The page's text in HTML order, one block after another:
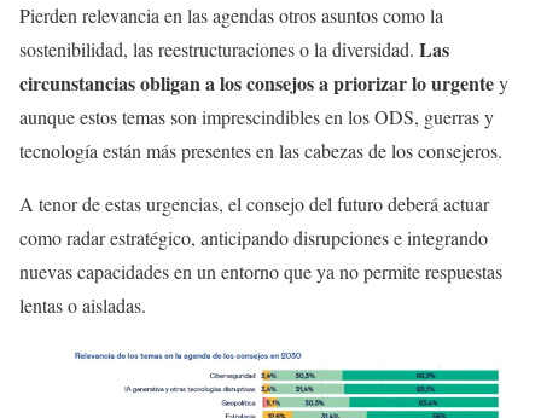
Pierden relevancia en las agendas otros asuntos como la
sostenibilidad, las reestructuraciones o la diversidad. Las
circunstancias obligan a los consejos a priorizar lo urgentey
aunque estos temas son imprescindibles en los ODS, guerras y
tecnología están más presentes en las cabezas de los consejeros.
A tenor de estas urgencias, el consejo del futuro deberá actuar
como radar estratégico, anticipando disrupciones e integrando
nuevas capacidades en un entorno que ya no permite respuestas
lentas o aisladas.